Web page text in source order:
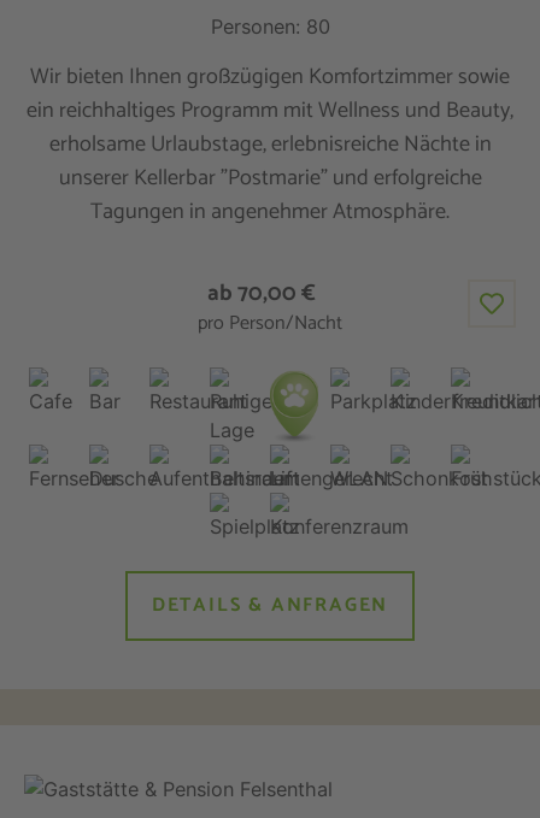
Personen: 80
Wir bieten Ihnen großzügigen Komfortzimmer sowie
ein reichhaltiges Programm mit Wellness und Beauty,
erholsame Urlaubstage, erlebnisreiche Nächte in
unserer Kellerbar "Postmarie" und erfolgreiche
Tagungen in angenehmer Atmosphäre.
ab 70,00 €
pro Person/Nacht
DETAILS & ANFRAGEN